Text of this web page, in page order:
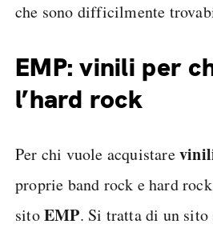
che sono difficilmente
EMP: vinili per
l’hard rock
Per chi vuole acquistare
proprie band rock e hard
sitoEMP. Si tratta di un